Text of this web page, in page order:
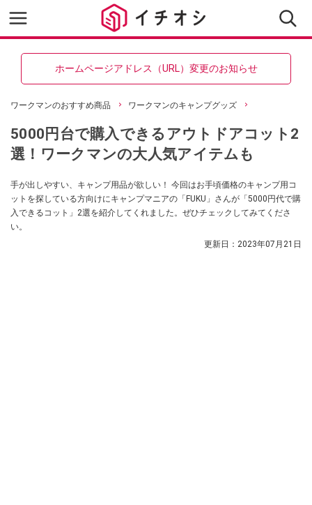
ホームページアドレス（URL）変更のお知らせ
ワークマンのおすすめ商品 ワークマンのキャンプグッズ
5000円台で購入できるアウトドアコット2
選！ワークマンの大人気アイテムも
手が出しやすい、キャンプ用品が欲しい！ 今回はお手頃価格のキャンプ用コ
ットを探している方向けにキャンプマニアの「FUKU」さんが「5000円代で購
入できるコット」2選を紹介してくれました。ぜひチェックしてみてくださ
い。
更新日： 2023年07月21日